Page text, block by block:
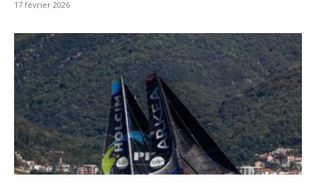
17 février 2026